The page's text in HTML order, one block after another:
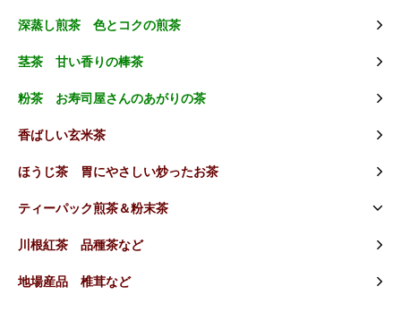
深蒸し煎茶 色とコクの煎茶
茎茶 甘い香りの棒茶
粉茶 お寿司屋さんのあがりの茶
香ばしい玄米茶
ほうじ茶 胃にやさしい炒ったお茶
ティーパック煎茶＆粉末茶
川根紅茶 品種茶など
地場産品 椎茸など